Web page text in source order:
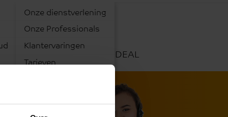
Onze dienstverlening
Onze Professionals
Klantervaringen
Tarieven
Downloads
Achteraf betalen via iDEAL